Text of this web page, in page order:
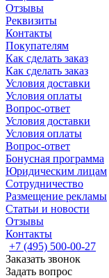
Отзывы
Реквизиты
Контакты
Покупателям
Как сделать заказ
Как сделать заказ
Условия доставки
Условия оплаты
Вопрос-ответ
Условия доставки
Условия оплаты
Вопрос-ответ
Бонусная программа
Юридическим лицам
Сотрудничество
Размещение рекламы
Статьи и новости
Отзывы
Контакты
+7 (495) 500-00-27
Заказать звонок
Задать вопрос